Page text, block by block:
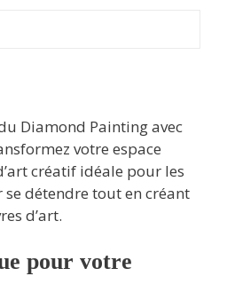
Diamond Painting avec
votre espace
créatif idéale pour les
détendre tout en créant
d’art.
pour votre